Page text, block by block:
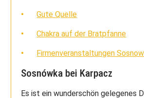
Gute Quelle
Chakra auf der Bratpfanne
Firmenveranstaltungen
Sosnówka bei Karpacz
Es ist ein wunderschön gelegenes